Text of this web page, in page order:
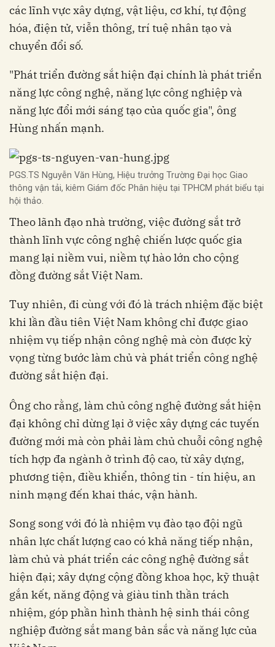
các lĩnh vực xây dựng, vật liệu, cơ khí, tự động
hóa, điện tử, viễn thông, trí tuệ nhân tạo và
chuyển đổi số.
"Phát triển đường sắt hiện đại chính là phát triển
năng lực công nghệ, năng lực công nghiệp và
năng lực đổi mới sáng tạo của quốc gia", ông
Hùng nhấn mạnh.
PGS.TS Nguyễn Văn Hùng, Hiệu trưởng Trường Đại học Giao
thông vận tải, kiêm Giám đốc Phân hiệu tại TPHCM phát biểu tại
hội thảo.
Theo lãnh đạo nhà trường, việc đường sắt trở
thành lĩnh vực công nghệ chiến lược quốc gia
mang lại niềm vui, niềm tự hào lớn cho cộng
đồng đường sắt Việt Nam.
Tuy nhiên, đi cùng với đó là trách nhiệm đặc biệt
khi lần đầu tiên Việt Nam không chỉ được giao
nhiệm vụ tiếp nhận công nghệ mà còn được kỳ
vọng từng bước làm chủ và phát triển công nghệ
đường sắt hiện đại.
Ông cho rằng, làm chủ công nghệ đường sắt hiện
đại không chỉ dừng lại ở việc xây dựng các tuyến
đường mới mà còn phải làm chủ chuỗi công nghệ
tích hợp đa ngành ở trình độ cao, từ xây dựng,
phương tiện, điều khiển, thông tin - tín hiệu, an
ninh mạng đến khai thác, vận hành.
Song song với đó là nhiệm vụ đào tạo đội ngũ
nhân lực chất lượng cao có khả năng tiếp nhận,
làm chủ và phát triển các công nghệ đường sắt
hiện đại; xây dựng cộng đồng khoa học, kỹ thuật
gắn kết, năng động và giàu tinh thần trách
nhiệm, góp phần hình thành hệ sinh thái công
nghiệp đường sắt mang bản sắc và năng lực của